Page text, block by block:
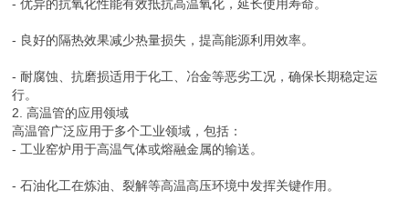
- 优异的抗氧化性能有效抵抗高温氧化，延长使用寿命。
- 良好的隔热效果减少热量损失，提高能源利用效率。
- 耐腐蚀、抗磨损适用于化工、冶金等恶劣工况，确保长期稳定运
行。
2. 高温管的应用领域
高温管广泛应用于多个工业领域，包括：
- 工业窑炉用于高温气体或熔融金属的输送。
- 石油化工在炼油、裂解等高温高压环境中发挥关键作用。